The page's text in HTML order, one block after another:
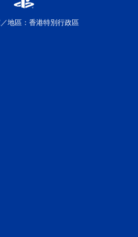
地區：香港特別行政區